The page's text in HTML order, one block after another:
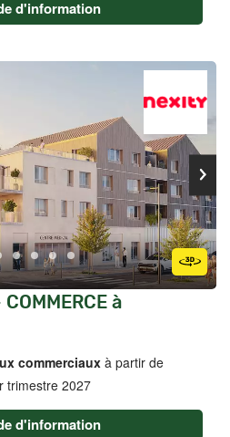
d'information
à
commerciaux à partir de
trimestre 2027
d'information